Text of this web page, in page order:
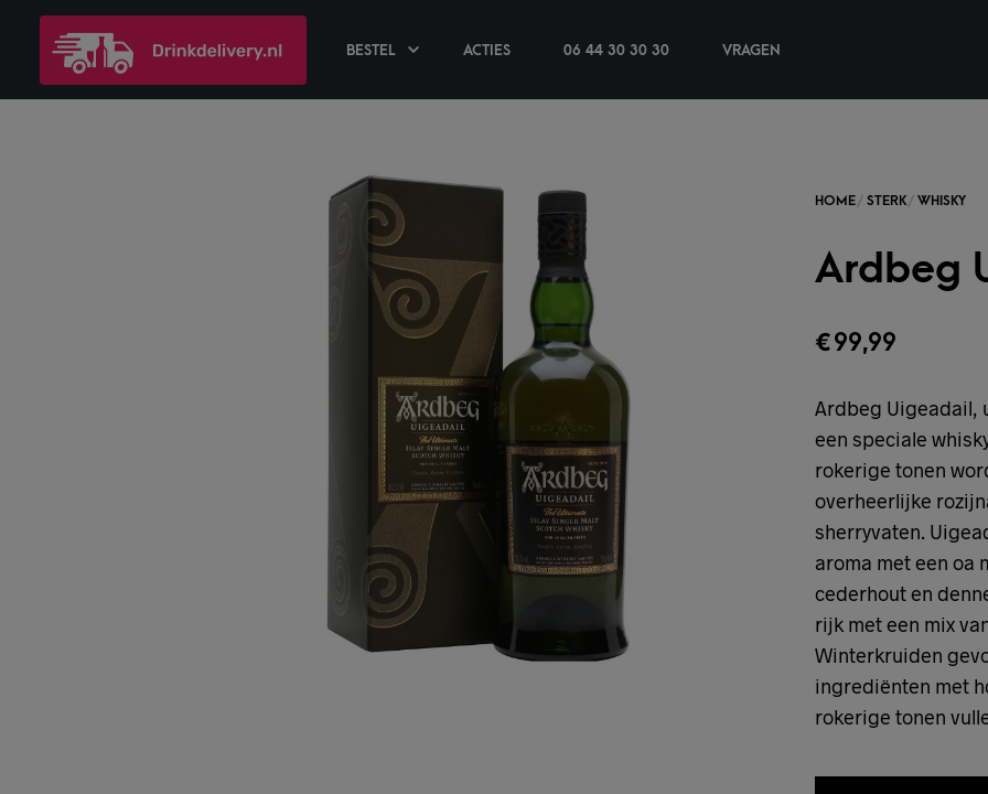
BESTEL ACTIES 06 44 30 30 30 VRAGEN
Ardbeg
€99,99
Ardbeg Uigeadail,
een speciale
rokerige tonen
overheerlijke
sherryvaten.
aroma met een oa
cederhout en
rijk met een mix
Winterkruiden
ingrediënten met
rokerige tonen